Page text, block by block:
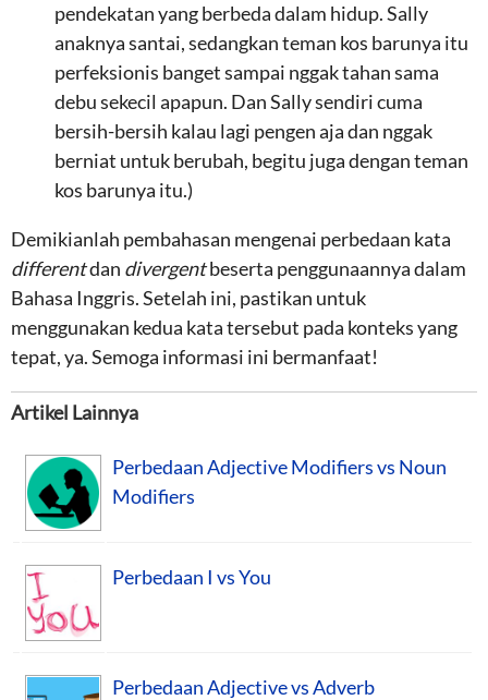
pendekatan yang berbeda dalam hidup. Sally
anaknya santai, sedangkan teman kos barunya itu
perfeksionis banget sampai nggak tahan sama
debu sekecil apapun. Dan Sally sendiri cuma
bersih-bersih kalau lagi pengen aja dan nggak
berniat untuk berubah, begitu juga dengan teman
kos barunya itu.)
Demikianlah pembahasan mengenai perbedaan kata
differentdan divergentbeserta penggunaannya dalam
Bahasa Inggris. Setelah ini, pastikan untuk
menggunakan kedua kata tersebut pada konteks yang
tepat, ya. Semoga informasi ini bermanfaat!
Artikel Lainnya
Perbedaan Adjective Modifiers vs Noun
Modifiers
Perbedaan I vs You
Perbedaan Adjective vs Adverb